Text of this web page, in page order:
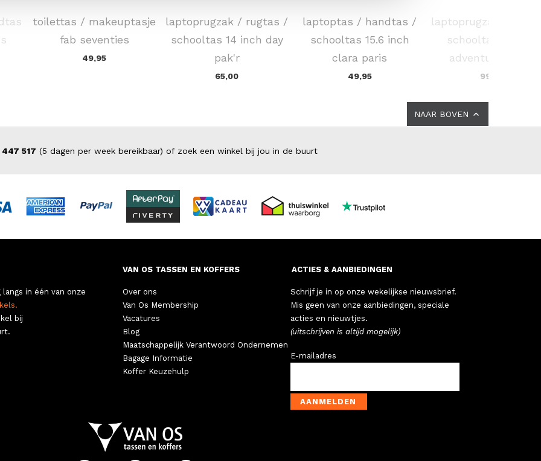
toilettas / makeuptasje
fab seventies
49,95
laptoprugzak / rugtas /
schooltas 14 inch day
pak'r
65,00
laptoptas / handtas /
schooltas 15.6 inch
clara paris
49,95
laptoprugzak /
schooltas 16 inch
adventurer large
99,00
NAAR BOVEN
447 517 (5 dagen per week bereikbaar) of zoek een winkel bij jou in de buurt
langs in één van onze
bij
VAN OS TASSEN EN KOFFERS
Over ons
Van Os Membership
Vacatures
Blog
Maatschappelijk Verantwoord Ondernemen
Bagage Informatie
Koffer Keuzehulp
ACTIES & AANBIEDINGEN
Schrijf je in op onze wekelijkse nieuwsbrief.
Mis geen van onze aanbiedingen, speciale
acties en nieuwtjes.
(uitschrijven is altijd mogelijk)
E-mailadres
AANMELDEN